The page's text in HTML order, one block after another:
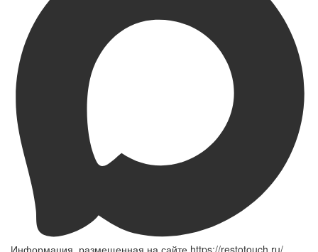
Информация, размещенная на сайте https://restotouch.ru/